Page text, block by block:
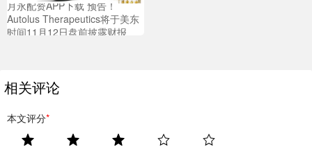
月永配资APP下载 预告！
Autolus Therapeutics将于美东
时间11月12日盘前披露财报
相关评论
本文评分*